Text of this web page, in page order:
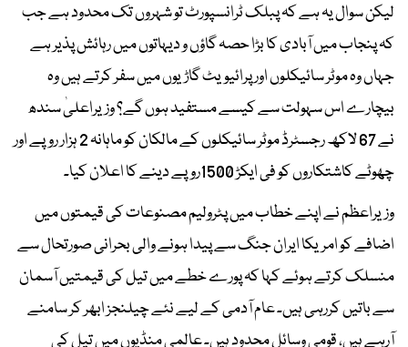
لیکن سوال یہ ہے کہ پبلک ٹرانسپورٹ تو شہروں تک محدود ہے جب
کہ پنجاب میں آبادی کا بڑا حصہ گاؤں و دیہاتوں میں رہائش پذیر ہے
جہاں وہ موٹر سائیکلوں اور پرائیویٹ گاڑیوں میں سفر کرتے ہیں وہ
بیچارے اس سہولت سے کیسے مستفید ہوں گے؟ وزیراعلیٰ سندھ
نے 67 لاکھ رجسٹرڈ موٹر سائیکلوں کے مالکان کو ماہانہ 2 ہزار روپے اور
چھوٹے کاشتکاروں کو فی ایکڑ 1500روپے دینے کا اعلان کیا۔
وزیراعظم نے اپنے خطاب میں پٹرولیم مصنوعات کی قیمتوں میں
اضافے کو امریکا ایران جنگ سے پیدا ہونے والی بحرانی صورتحال سے
منسلک کرتے ہوئے کہا کہ پورے خطے میں تیل کی قیمتیں آسمان
سے باتیں کررہی ہیں۔ عام آدمی کے لیے نئے چیلنجز ابھر کر سامنے
آرہے ہیں، قومی وسائل محدود ہیں۔ عالمی منڈیوں میں تیل کی